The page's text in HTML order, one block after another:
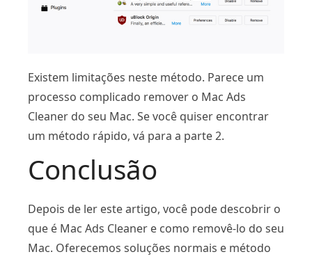
Existem limitações neste método. Parece um
processo complicado remover o Mac Ads
Cleaner do seu Mac. Se você quiser encontrar
um método rápido, vá para a parte 2.
Conclusão
Depois de ler este artigo, você pode descobrir o
que é Mac Ads Cleaner e como removê-lo do seu
Mac. Oferecemos soluções normais e método